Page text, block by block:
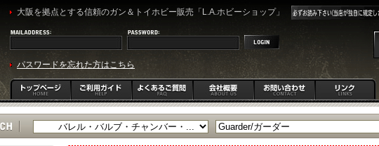
大阪を拠点とする信頼のガン＆トイホビー販売「L.A.ホビーショップ」
パスワードを忘れた方はこちら